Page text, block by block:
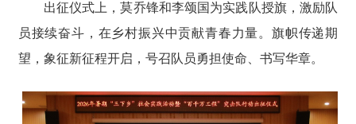
出征仪式上，莫乔锋和李颂国为实践队授旗，激励队
员接续奋斗，在乡村振兴中贡献青春力量。旗帜传递期
望，象征新征程开启，号召队员勇担使命、书写华章。